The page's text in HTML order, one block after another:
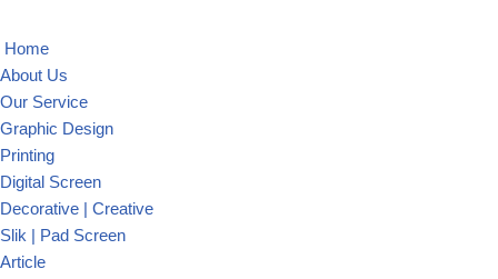
Home
About Us
Our Service
Graphic Design
Printing
Digital Screen
Decorative | Creative
Slik | Pad Screen
Article